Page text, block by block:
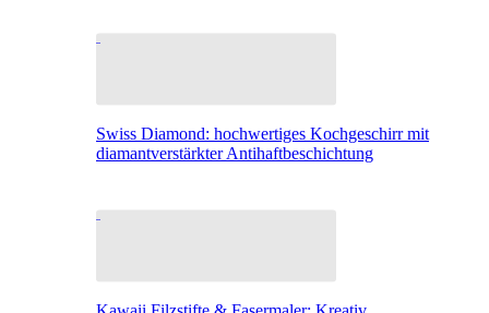
Swiss Diamond: hochwertiges Kochgeschirr mit
diamantverstärkter Antihaftbeschichtung